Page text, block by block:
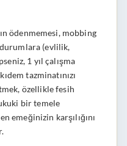
ödenmemesi, mobbing
durumlara (evlilik,
1 yıl çalışma
tazminatınızı
özellikle fesih
bir temele
emeğinizin karşılığını